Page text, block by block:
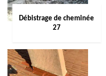
Débistrage de cheminée
27